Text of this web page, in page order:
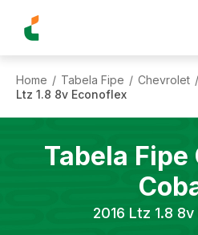
Home / Tabela Fipe / Chevrolet /
Ltz 1.8 8v Econoflex
Tabela Fipe
2016 Ltz 1.8